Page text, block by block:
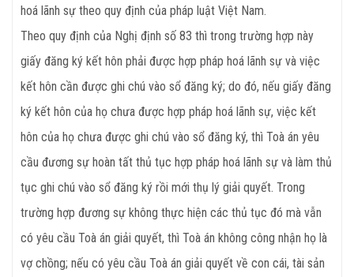
hoá lãnh sự theo quy định của pháp luật Việt Nam.
Theo quy định của Nghị định số 83 thì trong trường hợp này
giấy đăng ký kết hôn phải được hợp pháp hoá lãnh sự và việc
kết hôn cần được ghi chú vào sổ đăng ký; do đó, nếu giấy đăng
ký kết hôn của họ chưa được hợp pháp hoá lãnh sự, việc kết
hôn của họ chưa được ghi chú vào sổ đăng ký, thì Toà án yêu
cầu đương sự hoàn tất thủ tục hợp pháp hoá lãnh sự và làm thủ
tục ghi chú vào sổ đăng ký rồi mới thụ lý giải quyết. Trong
trường hợp đương sự không thực hiện các thủ tục đó mà vẫn
có yêu cầu Toà án giải quyết, thì Toà án không công nhận họ là
vợ chồng; nếu có yêu cầu Toà án giải quyết về con cái, tài sản